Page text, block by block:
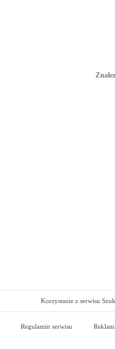
Korzystanie z serwisu
Regulamin serwisu